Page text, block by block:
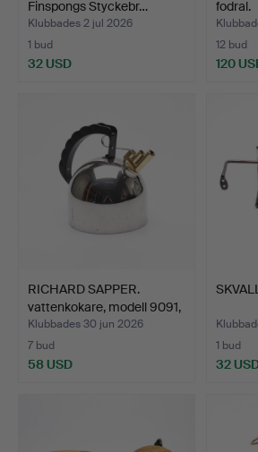
Finspongs Styckebr…
Klubbades 2 jul 2026
1 bud
32 USD
fodral.
12 bud
120
RICHARD SAPPER.
vattenkokare, modell 9091,
…
Klubbades 30 jun 2026
7 bud
58 USD
1 bud
32